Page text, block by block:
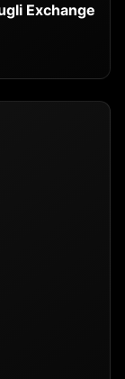
Exchange